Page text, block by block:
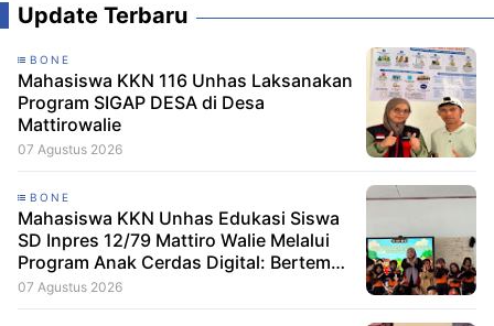
Update Terbaru
BONE
Mahasiswa KKN 116 Unhas Laksanakan
Program SIGAP DESA di Desa
Mattirowalie
07 Agustus 2026
BONE
Mahasiswa KKN Unhas Edukasi Siswa
SD Inpres 12/79 Mattiro Walie Melalui
Program Anak Cerdas Digital: Berteman
Baik, Berani Tolak Bullying
07 Agustus 2026